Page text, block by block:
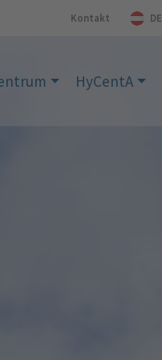
Kontakt DE
HyCentA